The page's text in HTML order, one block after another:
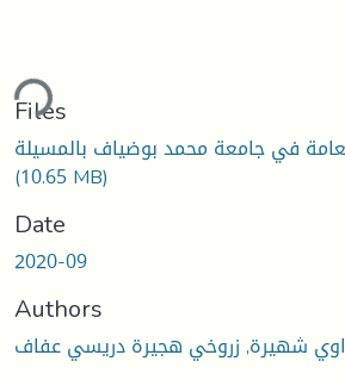
Files
(10.65 MB)
Date
2020-09
Authors
شهيرة, زروخي هجيرة دريسي عفاف